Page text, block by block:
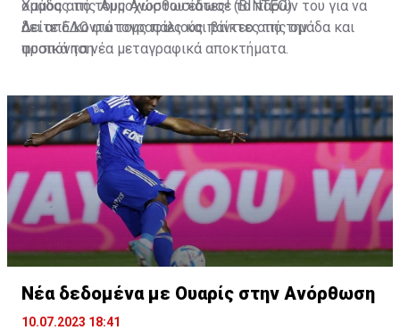
ομάδας της Αμμοχώστου έδωσε το παρών του για να
δει από κοντά τους παλιούς παίκτες της ομάδα και
φυσικά τα νέα μεταγραφικά αποκτήματα.
Χαμός από τους Ανορθωσιάτες! (ΒΙΝΤΕΟ)
ΔείτεΕΔΩφωτογραφίες και βίντεο από την
προπόνηση
Νέα δεδομένα με Ουαρίς στην Ανόρθωση
10.07.2023 18:41